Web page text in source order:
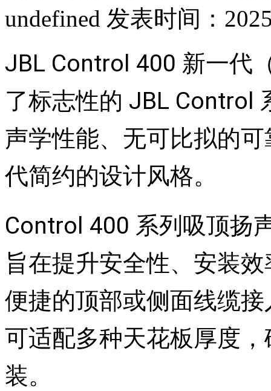
undefined 发表时间：
JBL Control 400 新一代
了标志性的 JBL Control
声学性能、无可比拟的
代简约的设计风格。
Control 400 系列吸顶扬
旨在提升安全性、安装
便捷的顶部或侧面线缆
可适配多种天花板厚度
装。